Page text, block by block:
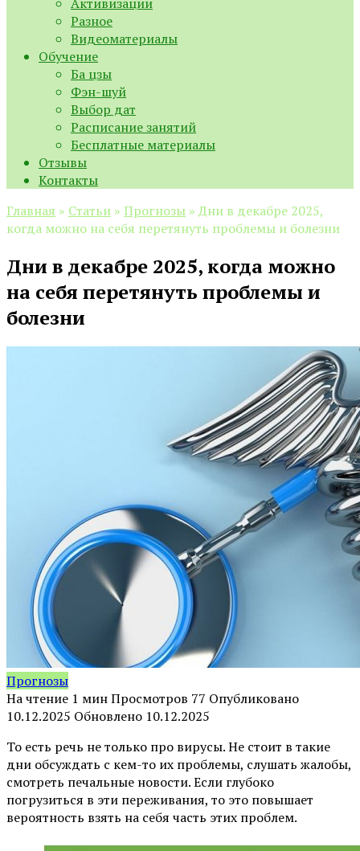
Разное
Видеоматериалы
Обучение
Ба цзы
Фэн-шуй
Выбор дат
Расписание занятий
Бесплатные материалы
Отзывы
Контакты
Главная » Статьи » Прогнозы » Дни в декабре 2025,
когда можно на себя перетянуть проблемы и болезни
Дни в декабре 2025, когда можно
на себя перетянуть проблемы и
болезни
Прогнозы
На чтение 1 минПросмотров 77 Опубликовано
10.12.2025 Обновлено 10.12.2025
То есть речь не только про вирусы. Не стоит в такие
дни обсуждать с кем-то их проблемы, слушать жалобы,
смотреть печальные новости. Если глубоко
погрузиться в эти переживания, то это повышает
вероятность взять на себя часть этих проблем.